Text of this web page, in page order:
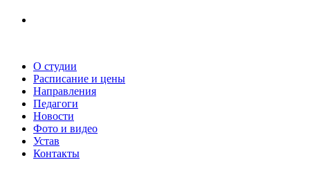
О студии
Расписание и цены
Направления
Педагоги
Новости
Фото и видео
Устав
Контакты